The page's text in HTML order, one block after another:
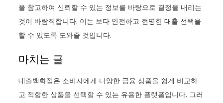
을 참고하여 신뢰할 수 있는 정보를 바탕으로 결정을 내리는
것이 바람직합니다. 이는 보다 안전하고 현명한 대출 선택을
할 수 있도록 도와줄 것입니다.
마치는 글
대출백화점은 소비자에게 다양한 금융 상품을 쉽게 비교하
고 적합한 상품을 선택할 수 있는 유용한 플랫폼입니다. 그러